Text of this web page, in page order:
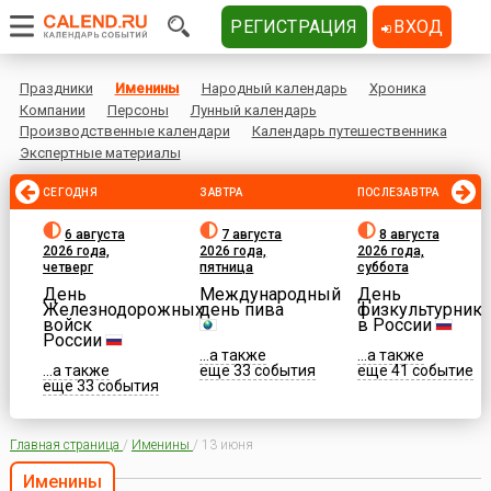
Праздники Именины Народный календарь
Хроника
Компании
Персоны
Лунный календарь
Производственные календари
Календарь путешественника
Экспертные материалы
СЕГОДНЯ
6 августа
2026 года,
четверг
День
Железнодорожных
войск
России
...а также
еще 33 события
ЗАВТРА
7 августа
2026 года,
пятница
Международный
день пива
...а также
еще 33 события
ПОСЛЕЗАВТРА
8 августа
2026 года,
суббота
День
физкультурника
в России
...а также
еще 41 событие
Главная страница / Именины / 13 июня
Именины
РЕГИСТРАЦИЯ ВХОД